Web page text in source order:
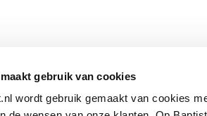
gebruik van cookies
wordt gebruik gemaakt van cookies